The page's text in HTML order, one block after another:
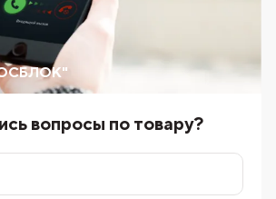
вопросы по товару?